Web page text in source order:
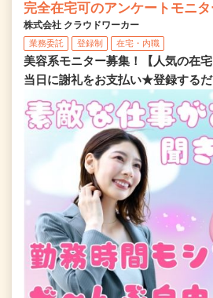
完全在宅可のアンケートモニ
株式会社 クラウドワーカー
業務委託 登録制 在宅・内職
美容系モニター募集！【人気の在
当日に謝礼をお支払い★登録する